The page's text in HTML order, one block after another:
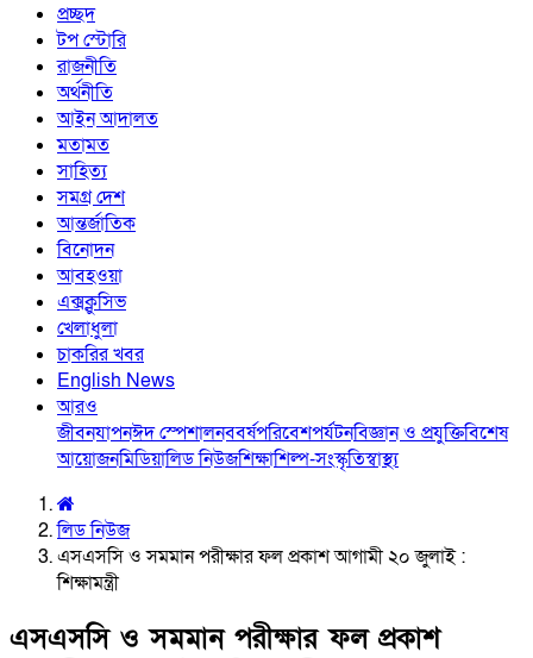
প্রচ্ছদ
টপ স্টোরি
রাজনীতি
অর্থনীতি
আইন আদালত
মতামত
সাহিত্য
সমগ্র দেশ
আন্তর্জাতিক
বিনোদন
আবহওয়া
এক্সক্লুসিভ
খেলাধুলা
চাকরির খবর
English News
আরও
জীবনযাপনঈদ স্পেশালনববর্ষপরিবেশপর্যটনবিজ্ঞান ও প্রযুক্তিবিশেষ
আয়োজনমিডিয়ালিড নিউজশিক্ষাশিল্প-সংস্কৃতিস্বাস্থ্য
লিড নিউজ
এসএসসি ও সমমান পরীক্ষার ফল প্রকাশ আগামী ২০ জুলাই :
শিক্ষামন্ত্রী
এসএসসি ও সমমান পরীক্ষার ফল প্রকাশ